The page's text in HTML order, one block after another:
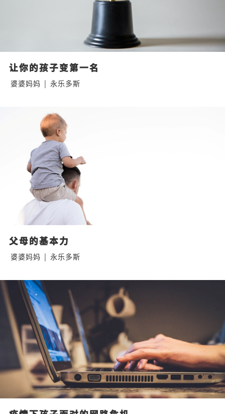
让你的孩子变第一名
婆婆妈妈 | 永乐多斯
父母的基本力
婆婆妈妈 | 永乐多斯